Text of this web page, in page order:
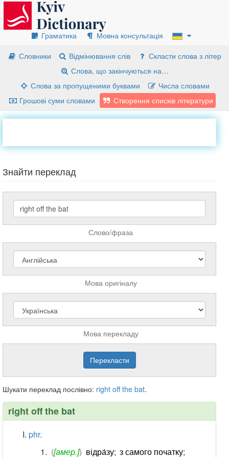
Граматика
Мовна консультація
Словники
Відмінювання слів
Скласти слова з літер
Слова, що закінчуються на…
Слова за пропущеними буквами
Числа словами
Грошові суми словами
Створення списків літератури
Знайти переклад
Слово/фраза
Мова оригіналу
Мова перекладу
Шукати переклад послівно: right off the bat.
right off the bat
phr.
([амер.]) відра́зу; з самого початку;